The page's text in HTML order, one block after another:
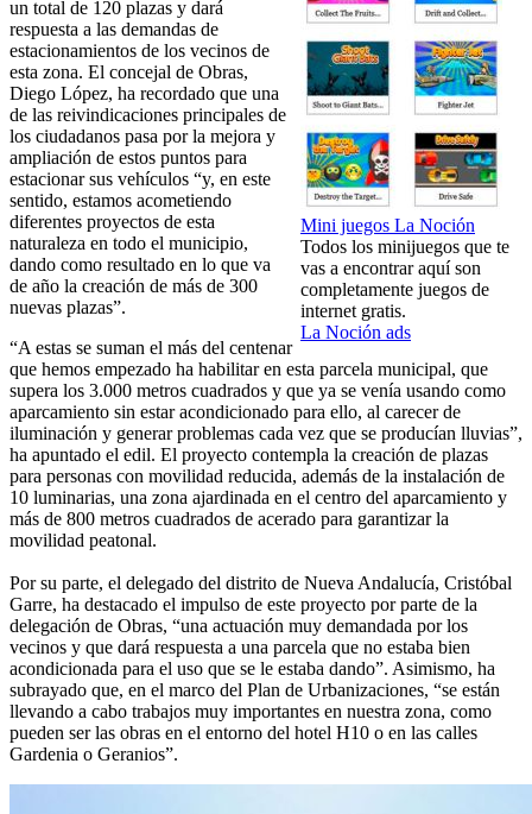
Mini juegos La Noción
Todos los minijuegos que te
vas a encontrar aquí son
completamente juegos de
internet gratis.
La Noción ads
un total de 120 plazas y dará
respuesta a las demandas de
estacionamientos de los vecinos de
esta zona. El concejal de Obras,
Diego López, ha recordado que una
de las reivindicaciones principales de
los ciudadanos pasa por la mejora y
ampliación de estos puntos para
estacionar sus vehículos “y, en este
sentido, estamos acometiendo
diferentes proyectos de esta
naturaleza en todo el municipio,
dando como resultado en lo que va
de año la creación de más de 300
nuevas plazas”.
“A estas se suman el más del centenar
que hemos empezado ha habilitar en esta parcela municipal, que
supera los 3.000 metros cuadrados y que ya se venía usando como
aparcamiento sin estar acondicionado para ello, al carecer de
iluminación y generar problemas cada vez que se producían lluvias”,
ha apuntado el edil. El proyecto contempla la creación de plazas
para personas con movilidad reducida, además de la instalación de
10 luminarias, una zona ajardinada en el centro del aparcamiento y
más de 800 metros cuadrados de acerado para garantizar la
movilidad peatonal.
Por su parte, el delegado del distrito de Nueva Andalucía, Cristóbal
Garre, ha destacado el impulso de este proyecto por parte de la
delegación de Obras, “una actuación muy demandada por los
vecinos y que dará respuesta a una parcela que no estaba bien
acondicionada para el uso que se le estaba dando”. Asimismo, ha
subrayado que, en el marco del Plan de Urbanizaciones, “se están
llevando a cabo trabajos muy importantes en nuestra zona, como
pueden ser las obras en el entorno del hotel H10 o en las calles
Gardenia o Geranios”.